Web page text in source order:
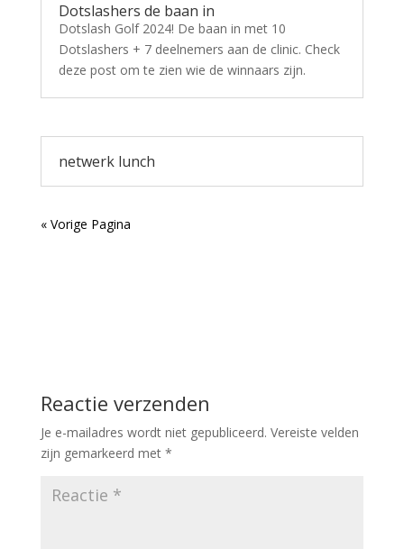
Dotslashers de baan in
Dotslash Golf 2024! De baan in met 10
Dotslashers + 7 deelnemers aan de clinic. Check
deze post om te zien wie de winnaars zijn.
netwerk lunch
« Vorige Pagina
Reactie verzenden
Je e-mailadres wordt niet gepubliceerd. Vereiste velden
zijn gemarkeerd met *